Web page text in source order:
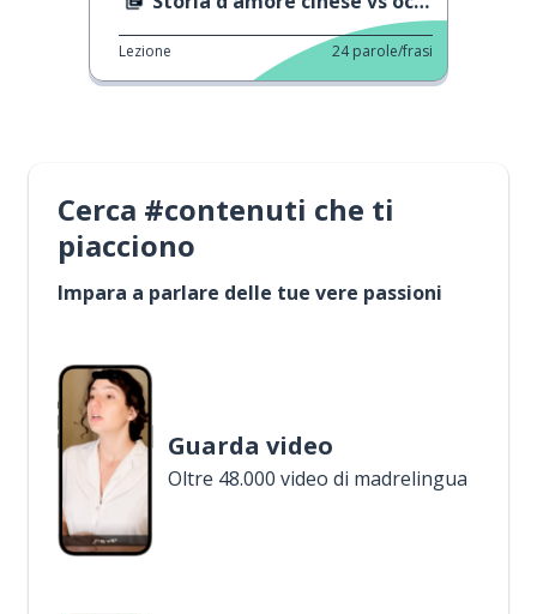
Lezione 24 parole/frasi
Cerca #contenuti che ti
piacciono
Impara a parlare delle tue vere passioni
Guarda video
Oltre 48.000 video di madrelingua